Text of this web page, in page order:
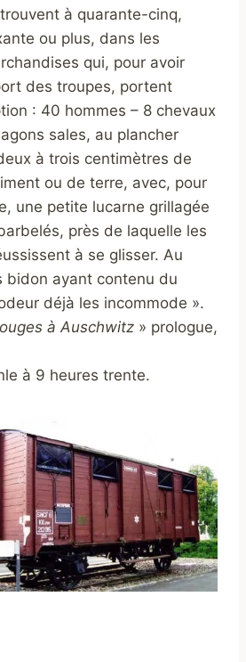
à quarante-cinq,
ou plus, dans les
qui, pour avoir
des troupes, portent
: 40 hommes – 8 chevaux
sales, au plancher
à trois centimètres de
ou de terre, avec, pour
une petite lucarne grillagée
près de laquelle les
à se glisser. Au
bidon ayant contenu du
déjà les incommode ».
à Auschwitz » prologue,
à 9 heures trente.